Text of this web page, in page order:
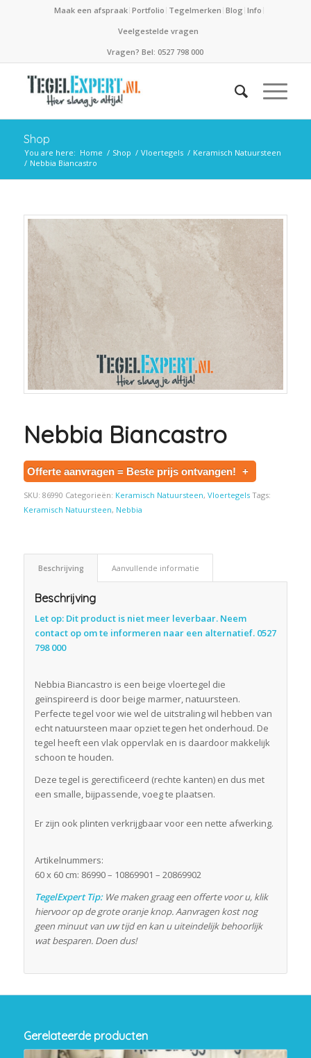
Maak een afspraak Portfolio Tegelmerken Blog Info
Veelgestelde vragen
Vragen? Bel: 0527 798 000
Shop
You are here: Home / Shop / Vloertegels / Keramisch Natuursteen
/ Nebbia Biancastro
Nebbia Biancastro
Offerte aanvragen = Beste prijs ontvangen! +
SKU: 86990 Categorieën: Keramisch Natuursteen, Vloertegels Tags:
Keramisch Natuursteen, Nebbia
Beschrijving Aanvullende informatie
Beschrijving
Let op: Dit product is niet meer leverbaar. Neem
contact op om te informeren naar een alternatief. 0527
798 000
Nebbia Biancastro is een beige vloertegel die
geïnspireerd is door beige marmer, natuursteen.
Perfecte tegel voor wie wel de uitstraling wil hebben van
echt natuursteen maar opziet tegen het onderhoud. De
tegel heeft een vlak oppervlak en is daardoor makkelijk
schoon te houden.
Deze tegel is gerectificeerd (rechte kanten) en dus met
een smalle, bijpassende, voeg te plaatsen.
Er zijn ook plinten verkrijgbaar voor een nette afwerking.
Artikelnummers:
60 x 60 cm: 86990 – 10869901 – 20869902
TegelExpert Tip:We maken graag een offerte voor u, klik
hiervoor op de grote oranje knop. Aanvragen kost nog
geen minuut van uw tijd en kan u uiteindelijk behoorlijk
wat besparen. Doen dus!
Gerelateerde producten